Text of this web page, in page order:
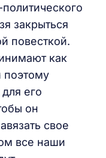
закрыться
повесткой.
как
поэтому
его
он
свое
все наши